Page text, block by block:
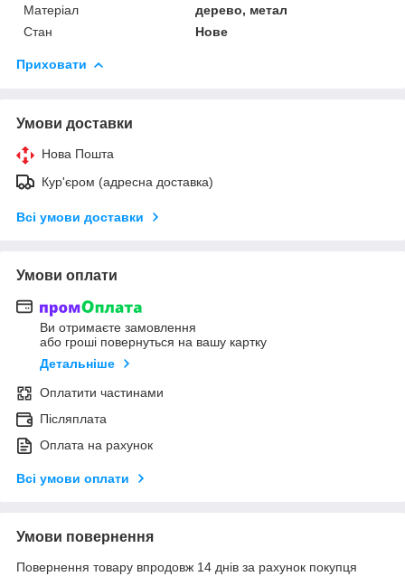
Матеріал
дерево, метал
Стан
Нове
Приховати
Умови доставки
Нова Пошта
Кур'єром (адресна доставка)
Всі умови доставки
Умови оплати
Ви отримаєте замовлення
або гроші повернуться на вашу картку
Детальніше
Оплатити частинами
Післяплата
Оплата на рахунок
Всі умови оплати
Умови повернення
Повернення товару впродовж 14 днів за рахунок покупця